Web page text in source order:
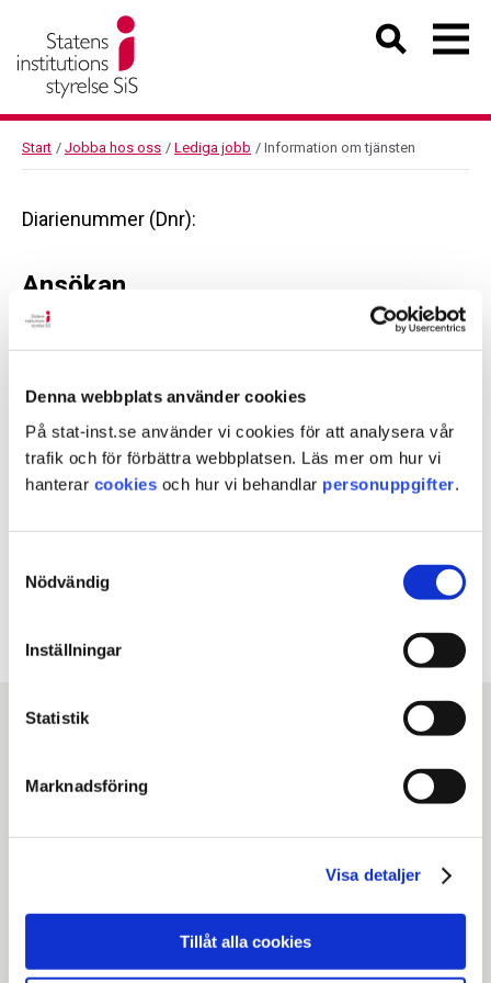
Denna webbplats använder cookies
På stat-inst.se använder vi cookies för att analysera vår
trafik och för förbättra webbplatsen. Läs mer om hur vi
hanterar cookies och hur vi behandlar personuppgifter.
Nödvändig
Inställningar
Statistik
Marknadsföring
Visa detaljer
Tillåt alla cookies
Start / Jobba hos oss / Lediga jobb / Information om tjänsten
Diarienummer (Dnr):
Ansökan
Dela sidan med andra
Kopiera URL
Box 1062, 171 22 Solna